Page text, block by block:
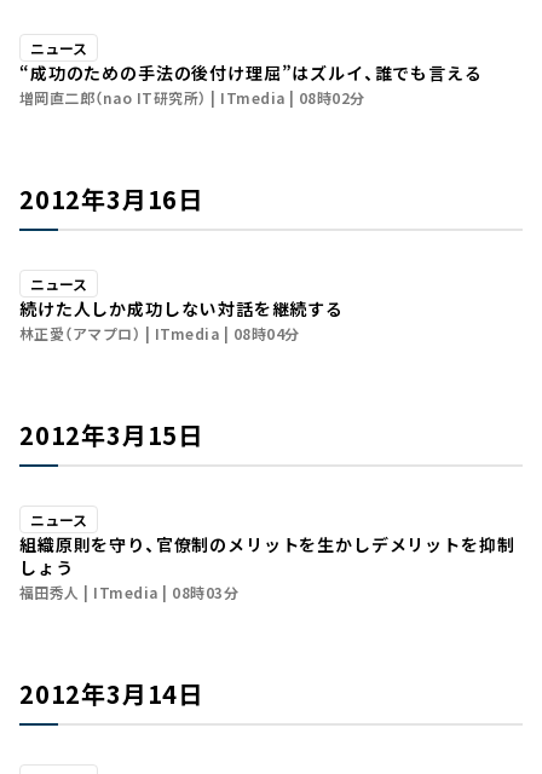
ニュース
“成功のための手法の後付け理屈”はズルイ、誰でも言える
増岡直二郎（nao IT研究所） ITmedia 08時02分
2012年3月16日
ニュース
続けた人しか成功しない――対話を継続する
林正愛（アマプロ） ITmedia 08時04分
2012年3月15日
ニュース
組織原則を守り、官僚制のメリットを生かしデメリットを抑制
しょう
福田秀人 ITmedia 08時03分
2012年3月14日